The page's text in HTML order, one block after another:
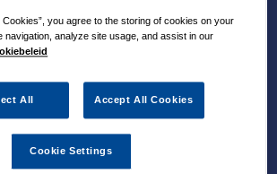
Cookies”, you agree to the storing of cookies on your
navigation, analyze site usage, and assist in our
All Accept All Cookies
Cookie Settings